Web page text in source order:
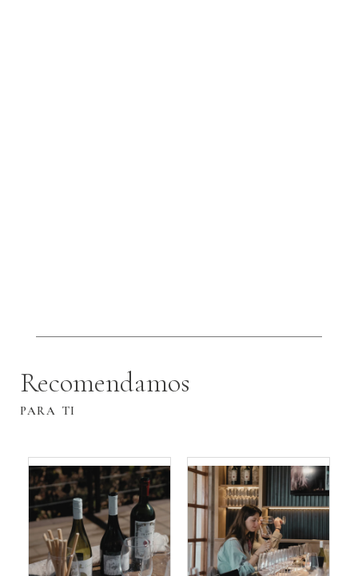
Recomendamos
PARA TI